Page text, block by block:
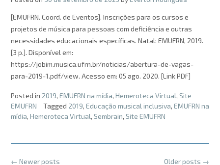
[EMUFRN. Coord. de Eventos]. Inscrições para os cursos e
projetos de música para pessoas com deficiência e outras
necessidades educacionais específicas. Natal: EMUFRN, 2019.
[3 p.]. Disponível em:
https://jobim.musica.ufrn.br/noticias/abertura-de-vagas-
para-2019-1.pdf/view. Acesso em: 05 ago. 2020. [Link PDF]
Posted in 2019, EMUFRN na mídia, Hemeroteca Virtual, Site
EMUFRN
Tagged 2019, Educação musical inclusiva, EMUFRN na
mídia, Hemeroteca Virtual, Sembrain, Site EMUFRN
Posts
Older posts →
← Newer posts